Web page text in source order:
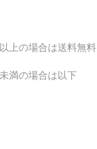
上の場合は送料無料
満の場合は以下